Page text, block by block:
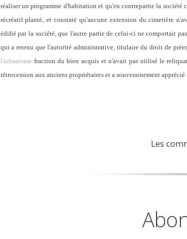
réaliser un programme d'habitation et qu'en contrepartie la
récréatif planté, et constaté qu'aucune extension du cimetière
édifié par la société, que l'autre partie de celui-ci ne comportait
qui a retenu que l'autorité administrative, titulaire du droit de
l'urbanisme fraction du bien acquis et n'avait pas utilisé le
rétrocession aux anciens propriétaires et a souverainement
Les